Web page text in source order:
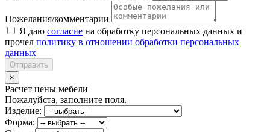
Пожелания/комментарии
Я даю согласие на обработку персональных данных и
прочел политику в отношении обработки персональных
данных
Отправить
×
Расчет цены мебели
Пожалуйста, заполните поля.
Изделие:
Форма: